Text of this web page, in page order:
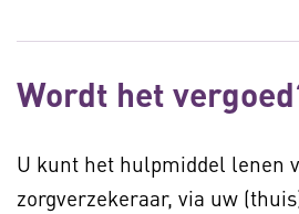
Wordt het
U kunt het hulpmiddel lenen
zorgverzekeraar, via uw